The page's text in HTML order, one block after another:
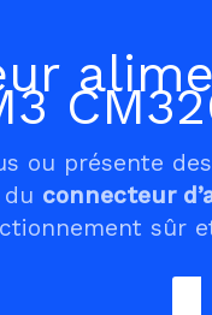
ou présente
connecteur
sûr